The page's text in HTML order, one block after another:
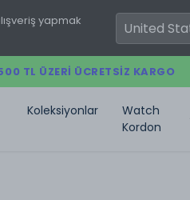
yapmak
TL ÜZERI ÜCRETSIZ KARGO
Koleksiyonlar
Watch
Kordon